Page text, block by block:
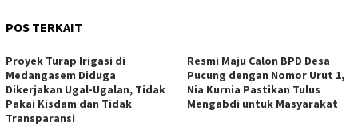
POS TERKAIT
Proyek Turap Irigasi di
Medangasem Diduga
Dikerjakan Ugal-Ugalan, Tidak
Pakai Kisdam dan Tidak
Transparansi
Resmi Maju Calon BPD Desa
Pucung dengan Nomor Urut 1,
Nia Kurnia Pastikan Tulus
Mengabdi untuk Masyarakat